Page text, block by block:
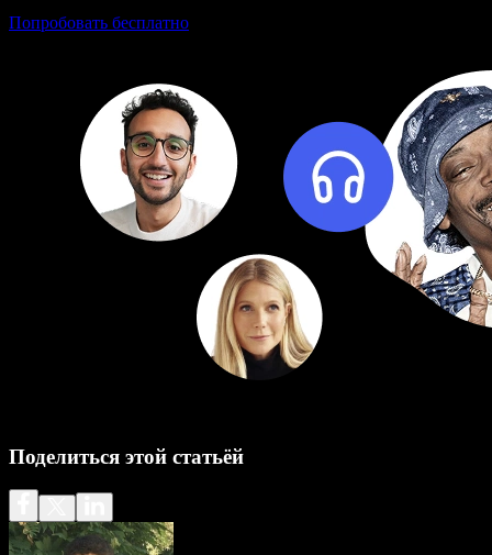
Попробовать бесплатно
Поделиться этой статьёй